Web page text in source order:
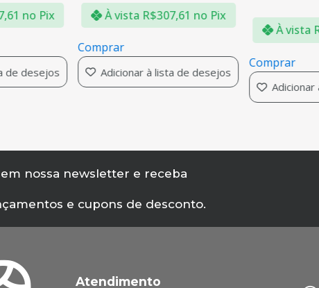
no Pix
de desejos
À vista R$307,61 no Pix
Comprar
Adicionar à lista de desejos
À vista
Comprar
Adicionar
nossa newsletter e receba
e cupons de desconto.
Atendimento